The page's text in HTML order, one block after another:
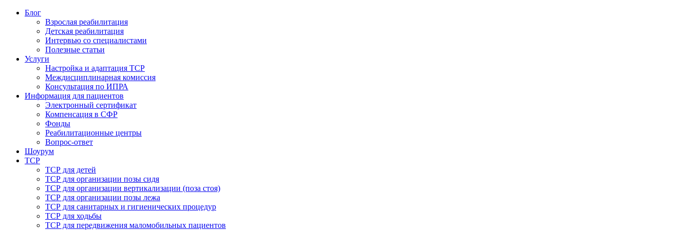
Блог
Взрослая реабилитация
Детская реабилитация
Интервью со специалистами
Полезные статьи
Услуги
Настройка и адаптация ТСР
Междисциплинарная комиссия
Консультация по ИПРА
Информация для пациентов
Электронный сертификат
Компенсация в СФР
Фонды
Реабилитационные центры
Вопрос-ответ
Шоурум
ТСР
ТСР для детей
ТСР для организации позы сидя
ТСР для организации вертикализации (поза стоя)
ТСР для организации позы лежа
ТСР для санитарных и гигиенических процедур
ТСР для ходьбы
ТСР для передвижения маломобильных пациентов